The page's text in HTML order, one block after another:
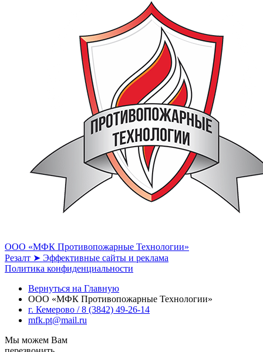
ООО «МФК Противопожарные Технологии»
Резалт ➤ Эффективные сайты и реклама
Политика конфиденциальности
Вернуться на Главную
ООО «МФК Противопожарные Технологии»
г. Кемерово / 8 (3842) 49-26-14
mfk.pt@mail.ru
Мы можем Вам